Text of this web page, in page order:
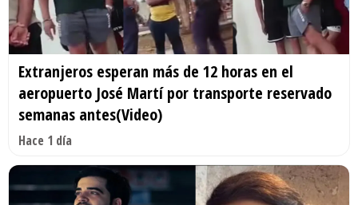
Extranjeros esperan más de 12 horas en el
aeropuerto José Martí por transporte reservado
semanas antes(Video)
Hace 1 día